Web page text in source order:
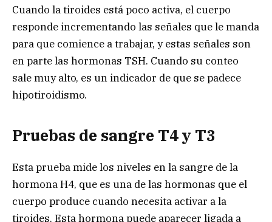
Cuando la tiroides está poco activa, el cuerpo
responde incrementando las señales que le manda
para que comience a trabajar, y estas señales son
en parte las hormonas TSH. Cuando su conteo
sale muy alto, es un indicador de que se padece
hipotiroidismo.
Pruebas de sangre T4 y T3
Esta prueba mide los niveles en la sangre de la
hormona H4, que es una de las hormonas que el
cuerpo produce cuando necesita activar a la
tiroides. Esta hormona puede aparecer ligada a